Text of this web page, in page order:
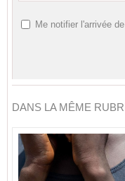
Me notifier l'arrivée
DANS LA MÊME